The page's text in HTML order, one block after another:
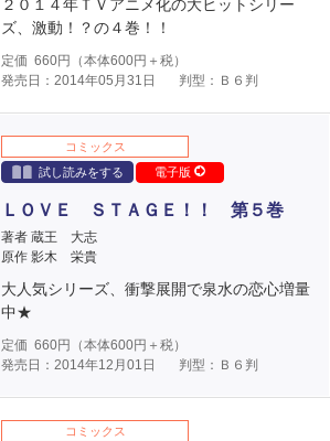
２０１４年ＴＶアニメ化の大ヒットシリー
ズ、激動！？の４巻！！
定価 660円（本体600円＋税）
発売日：2014年05月31日
判型：Ｂ６判
コミックス
試し読みをする
電子版
ＬＯＶＥ ＳＴＡＧＥ！！ 第５巻
著者 蔵王 大志
原作 影木 栄貴
大人気シリーズ、衝撃展開で泉水の恋心増量
中★
定価 660円（本体600円＋税）
発売日：2014年12月01日
判型：Ｂ６判
コミックス